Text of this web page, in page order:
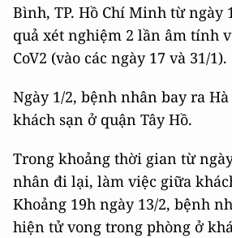
Bình, TP. Hồ Chí Minh từ ngày
quả xét nghiệm 2 lần âm tính
CoV2 (vào các ngày 17 và 31/1).
Ngày 1/2, bệnh nhân bay ra
khách sạn ở quận Tây Hồ.
Trong khoảng thời gian từ
nhân đi lại, làm việc giữa
Khoảng 19h ngày 13/2, bệnh
hiện tử vong trong phòng ở